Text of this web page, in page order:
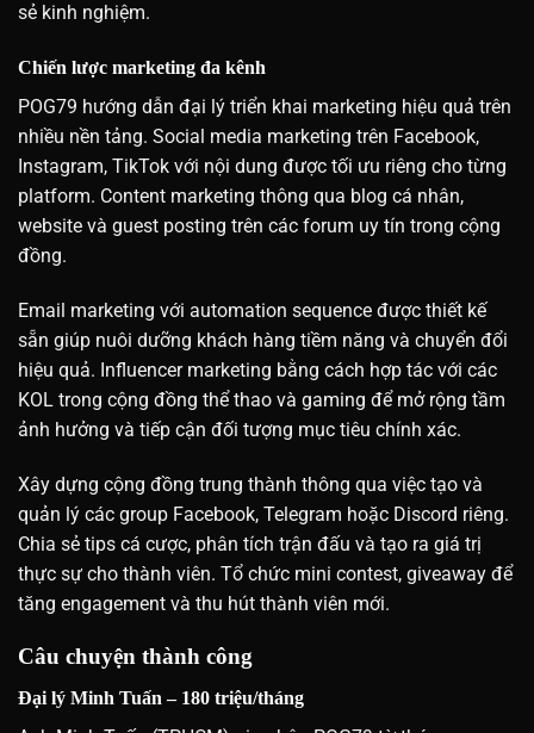
sẻ kinh nghiệm.
Chiến lược marketing đa kênh
POG79 hướng dẫn đại lý triển khai marketing hiệu quả trên
nhiều nền tảng. Social media marketing trên Facebook,
Instagram, TikTok với nội dung được tối ưu riêng cho từng
platform. Content marketing thông qua blog cá nhân,
website và guest posting trên các forum uy tín trong cộng
đồng.
Email marketing với automation sequence được thiết kế
sẵn giúp nuôi dưỡng khách hàng tiềm năng và chuyển đổi
hiệu quả. Influencer marketing bằng cách hợp tác với các
KOL trong cộng đồng thể thao và gaming để mở rộng tầm
ảnh hưởng và tiếp cận đối tượng mục tiêu chính xác.
Xây dựng cộng đồng trung thành thông qua việc tạo và
quản lý các group Facebook, Telegram hoặc Discord riêng.
Chia sẻ tips cá cược, phân tích trận đấu và tạo ra giá trị
thực sự cho thành viên. Tổ chức mini contest, giveaway để
tăng engagement và thu hút thành viên mới.
Câu chuyện thành công
Đại lý Minh Tuấn – 180 triệu/tháng